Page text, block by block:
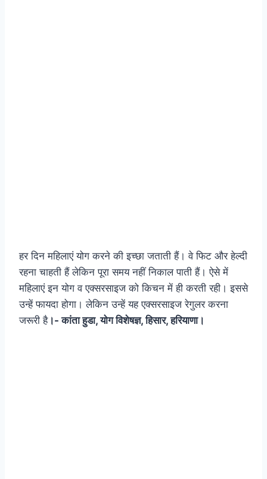
हर दिन महिलाएं योग करने की इच्छा जताती हैं। वे फिट और हेल्दी
रहना चाहती हैं लेकिन पूरा समय नहीं निकाल पाती हैं। ऐसे में
महिलाएं इन योग व एक्सरसाइज को किचन में ही करती रही। इससे
उन्हें फायदा होगा। लेकिन उन्हें यह एक्सरसाइज रेगुलर करना
जरूरी है।- कांता हुडा, योग विशेषज्ञ, हिसार, हरियाणा।